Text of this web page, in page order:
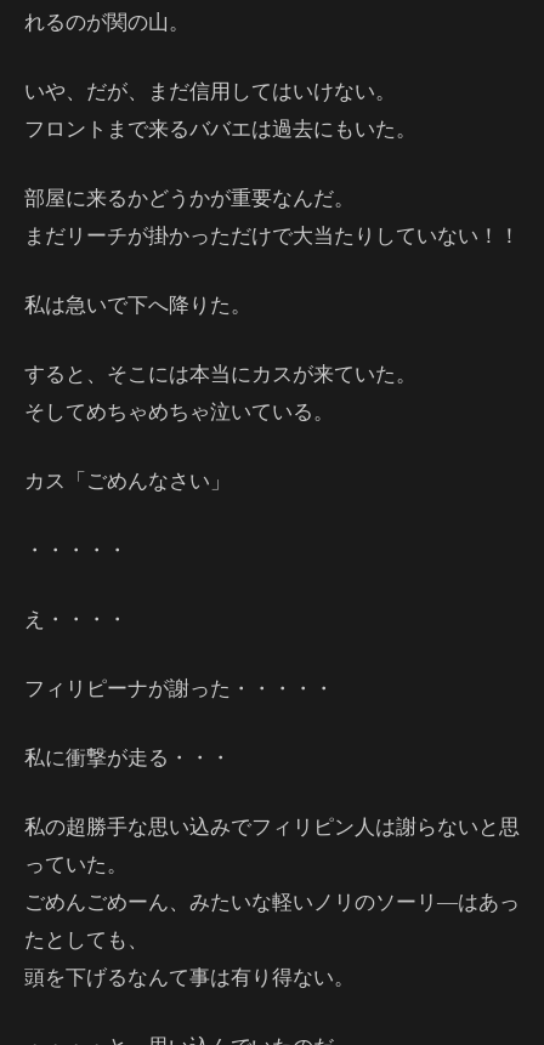
れるのが関の山。
いや、だが、まだ信用してはいけない。
フロントまで来るババエは過去にもいた。
部屋に来るかどうかが重要なんだ。
まだリーチが掛かっただけで大当たりしていない！！
私は急いで下へ降りた。
すると、そこには本当にカスが来ていた。
そしてめちゃめちゃ泣いている。
カス「ごめんなさい」
・・・・・
え・・・・
フィリピーナが謝った・・・・・
私に衝撃が走る・・・
私の超勝手な思い込みでフィリピン人は謝らないと思
っていた。
ごめんごめーん、みたいな軽いノリのソーリ―はあっ
たとしても、
頭を下げるなんて事は有り得ない。